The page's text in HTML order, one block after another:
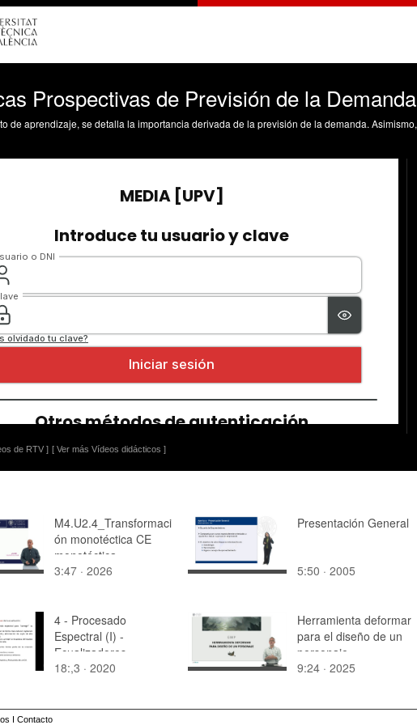
Prospectivas de Previsión de la Demanda
de RTV ] [ Ver más Vídeos didácticos ]
M4.U2.4_Transformaci
ón monotéctica CE
monotéctica
3:47 · 2026
Presentación General
5:50 · 2005
4 - Procesado
Espectral (I) -
Ecualizadores
18:,3 · 2020
Herramienta deformar
para el diseño de un
personaje
9:24 · 2025
I Contacto